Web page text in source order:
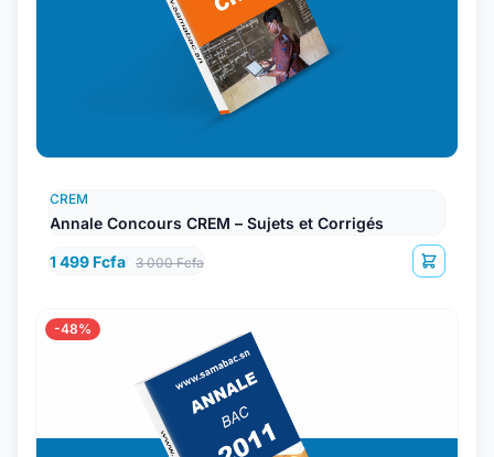
CREM
Annale Concours CREM – Sujets et Corrigés
1 499 Fcfa 3 000 Fcfa
-48%